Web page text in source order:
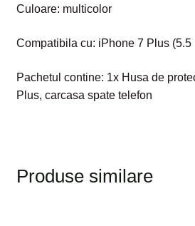
Culoare: multicolor
Compatibila cu: iPhone 7 Plus (5.5
Pachetul contine: 1x Husa de
Plus, carcasa spate telefon
Produse similare